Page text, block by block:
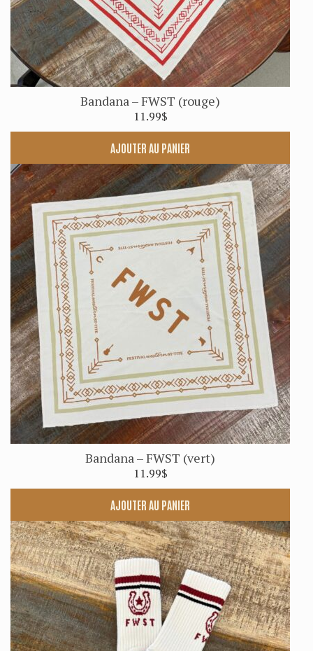
Bandana – FWST (rouge)
11.99$
AJOUTER AU PANIER
Bandana – FWST (vert)
11.99$
AJOUTER AU PANIER